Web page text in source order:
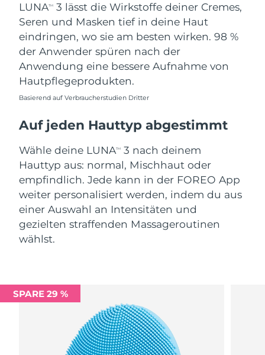
LUNATM
3 lässt die Wirkstoffe deiner Cremes,
Seren und Masken tief in deine Haut
eindringen, wo sie am besten wirken. 98 %
der Anwender spüren nach der
Anwendung eine bessere Aufnahme von
Hautpflegeprodukten.
Basierend auf Verbraucherstudien Dritter
Auf jeden Hauttyp abgestimmt
Wähle deine LUNATM
3 nach deinem
Hauttyp aus: normal, Mischhaut oder
empfindlich. Jede kann in der FOREO App
weiter personalisiert werden, indem du aus
einer Auswahl an Intensitäten und
gezielten straffenden Massageroutinen
wählst.
SPARE 29 %
Vietnam
Erwartete Lieferung
14/08/2026